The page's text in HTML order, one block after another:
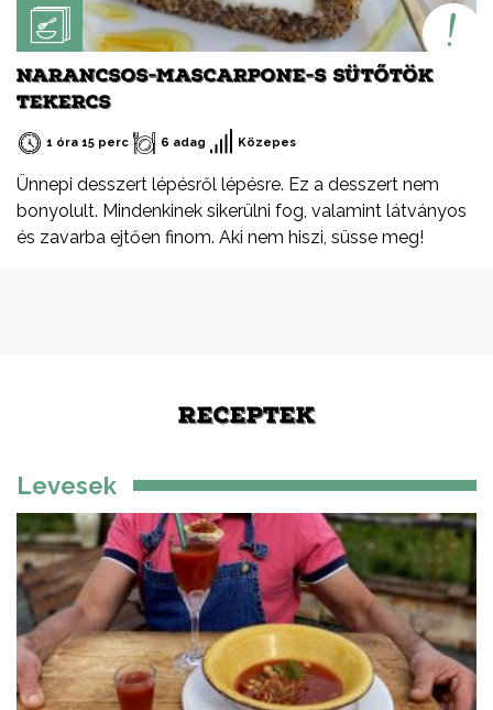
NARANCSOS-MASCARPONE-S SÜTŐTÖK
TEKERCS
1 óra 15 perc 6 adag Közepes
Ünnepi desszert lépésről lépésre. Ez a desszert nem
bonyolult. Mindenkinek sikerülni fog, valamint látványos
és zavarba ejtően finom. Aki nem hiszi, süsse meg!
RECEPTEK
Levesek